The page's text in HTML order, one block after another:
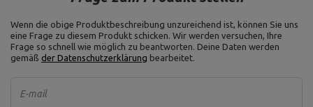
Wenn die obige Produktbeschreibung unzureichend ist, können Sie uns
eine Frage zu diesem Produkt schicken. Wir werden versuchen, Ihre
Frage so schnell wie möglich zu beantworten. Deine Daten werden
gemäß der Datenschutzerklärung bearbeitet.
E-mail